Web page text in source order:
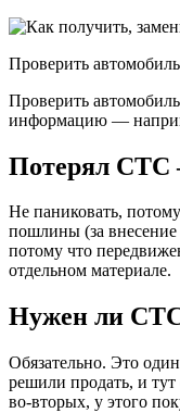
Проверить
Проверить
информацию —
Потерял СТС
Не паниковать,
пошлины (за
потому что
отдельном материале.
Нужен ли СТС
Обязательно. Это
решили продать, и
во-вторых, у этого